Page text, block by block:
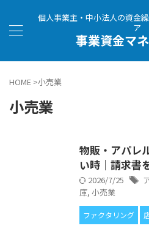
個人事業主・中小法人の資金
ア
事業資金マ
HOME >小売業
小売業
物販・アパレ
い時｜請求書
2026/7/25
庫, 小売業
ファクタリング